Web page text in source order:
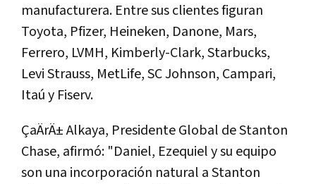
manufacturera. Entre sus clientes figuran
Toyota, Pfizer, Heineken, Danone, Mars,
Ferrero, LVMH, Kimberly-Clark, Starbucks,
Levi Strauss, MetLife, SC Johnson, Campari,
Itaú y Fiserv.
ÇaÄrÄ± Alkaya, Presidente Global de Stanton
Chase, afirmó: "Daniel, Ezequiel y su equipo
son una incorporación natural a Stanton